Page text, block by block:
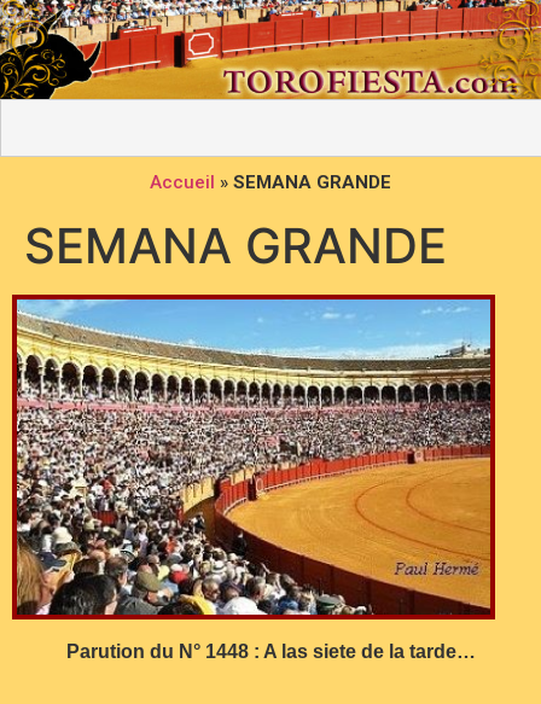
Accueil » SEMANA GRANDE
SEMANA GRANDE
Parution du N° 1448 : A las siete de la tarde…